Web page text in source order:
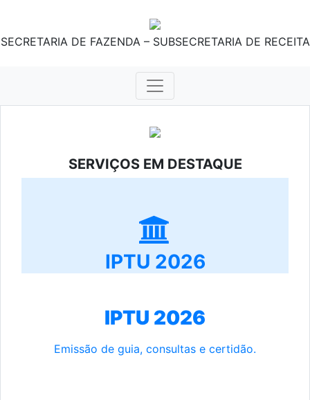
SECRETARIA DE FAZENDA – SUBSECRETARIA DE RECEITA
SERVIÇOS EM DESTAQUE
IPTU 2026
IPTU 2026
Emissão de guia, consultas e certidão.